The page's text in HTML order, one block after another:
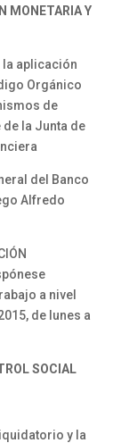
MONETARIA Y
la aplicación
Orgánico
de
la Junta de
del Banco
Alfredo
a nivel
de lunes a
SOCIAL
y la